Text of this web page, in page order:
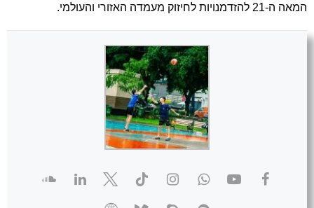
המאה ה-21 להזדמנויות לחיזוק מעמדה האזורי והעולמי.